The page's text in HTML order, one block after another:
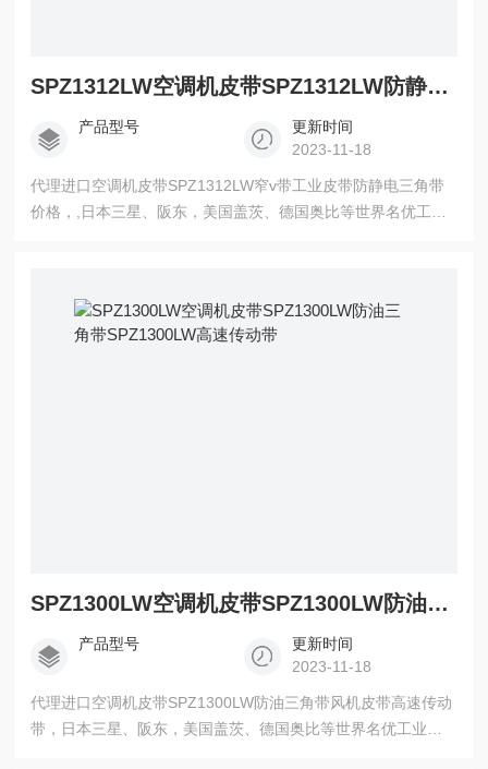
SPZ1312LW空调机皮带SPZ1312LW防静电三角带SPZ1312LW价格
产品型号
更新时间
2023-11-18
代理进口空调机皮带SPZ1312LW窄v带工业皮带防静电三角带
价格，,日本三星、阪东，美国盖茨、德国奥比等世界名优工业
SPZ1300LW空调机皮带SPZ1300LW防油三角带SPZ1300LW高速传动带
产品型号
更新时间
2023-11-18
代理进口空调机皮带SPZ1300LW防油三角带风机皮带高速传动
带，日本三星、阪东，美国盖茨、德国奥比等世界名优工业皮